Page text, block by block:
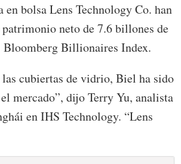
en bolsa Lens Technology Co. han
patrimonio neto de 7.6 billones de
Bloomberg Billionaires Index.
las cubiertas de vidrio, Biel ha sido
mercado”, dijo Terry Yu, analista
en IHS Technology. “Lens